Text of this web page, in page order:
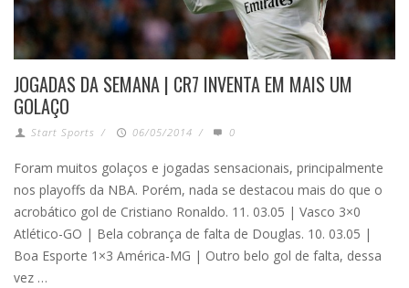
JOGADAS DA SEMANA | CR7 INVENTA EM MAIS UM
GOLAÇO
Start Sports / 06/05/2014 / 0
Foram muitos golaços e jogadas sensacionais, principalmente
nos playoffs da NBA. Porém, nada se destacou mais do que o
acrobático gol de Cristiano Ronaldo. 11. 03.05 | Vasco 3×0
Atlético-GO | Bela cobrança de falta de Douglas. 10. 03.05 |
Boa Esporte 1×3 América-MG | Outro belo gol de falta, dessa
vez …